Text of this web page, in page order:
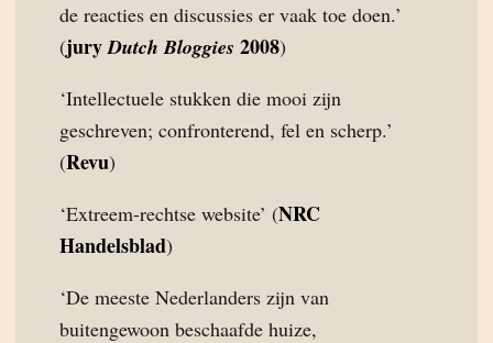
de reacties en discussies er vaak toe doen.’
(juryDutch Bloggies 2008)
‘Intellectuele stukken die mooi zijn
geschreven; confronterend, fel en scherp.’
(Revu)
‘Extreem-rechtse website’ (NRC
Handelsblad)
‘De meeste Nederlanders zijn van
buitengewoon beschaafde huize,